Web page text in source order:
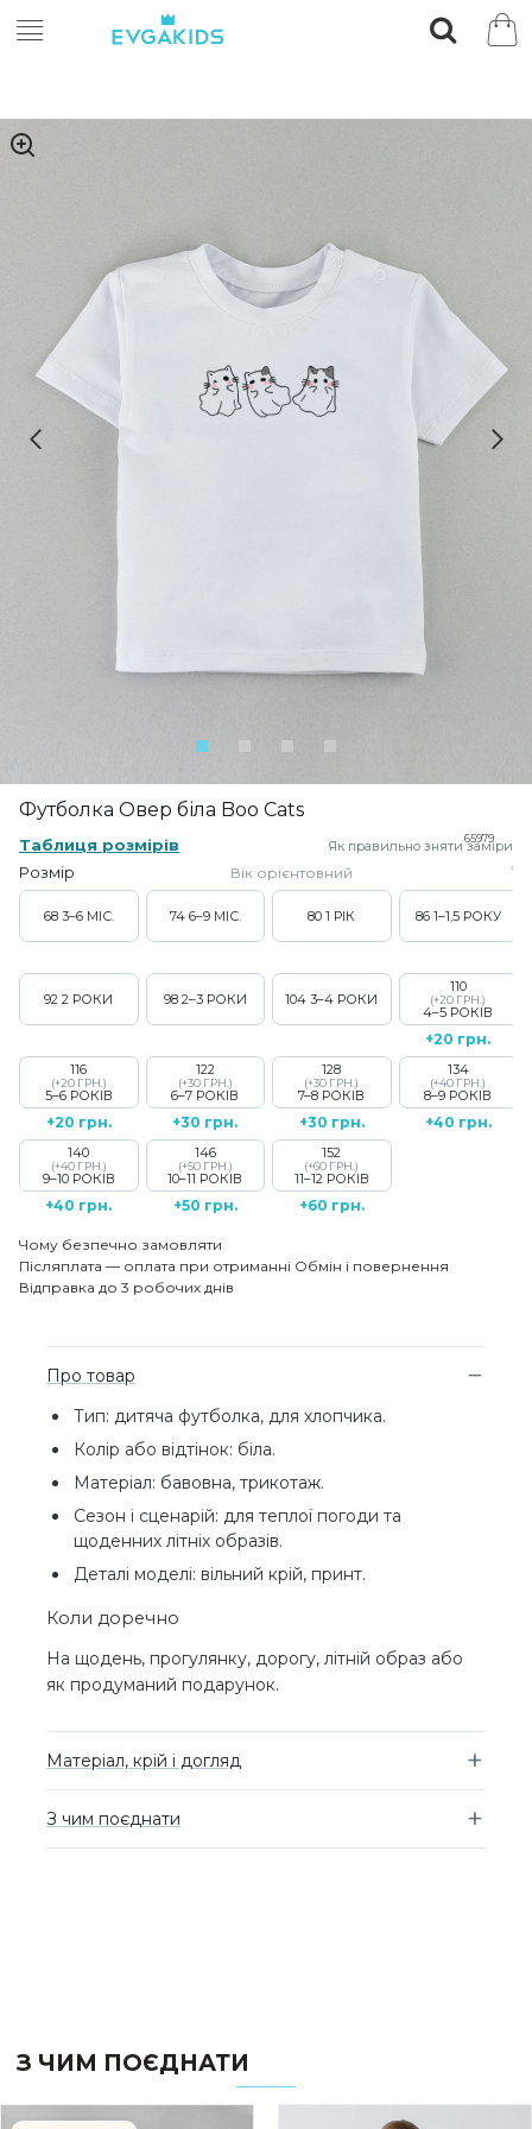
Футболка Овер біла Boo Cats
65979
Таблиця розмірів Як правильно зняти заміри
Розмір Вік орієнтовний
68 3–6 МІС. 74 6–9 МІС. 80 1 РІК 86 1–1,5 РОКУ
92 2 РОКИ 98 2–3 РОКИ 104 3–4 РОКИ
110
(+20 ГРН.)
4–5 РОКІВ
+20 грн.
116
(+20 ГРН.)
5–6 РОКІВ
+20 грн.
122
(+30 ГРН.)
6–7 РОКІВ
+30 грн.
128
(+30 ГРН.)
7–8 РОКІВ
+30 грн.
134
(+40 ГРН.)
8–9 РОКІВ
+40 грн.
140
(+40 ГРН.)
9–10 РОКІВ
+40 грн.
146
(+50 ГРН.)
10–11 РОКІВ
+50 грн.
152
(+60 ГРН.)
11–12 РОКІВ
+60 грн.
Чому безпечно замовляти
Післяплата — оплата при отриманні Обмін і повернення
Відправка до 3 робочих днів
Про товар
Тип: дитяча футболка, для хлопчика.
Колір або відтінок: біла.
Матеріал: бавовна, трикотаж.
Сезон і сценарій: для теплої погоди та
щоденних літніх образів.
Деталі моделі: вільний крій, принт.
Коли доречно
На щодень, прогулянку, дорогу, літній образ або
як продуманий подарунок.
Матеріал, крій і догляд
З чим поєднати
З ЧИМ ПОЄДНАТИ